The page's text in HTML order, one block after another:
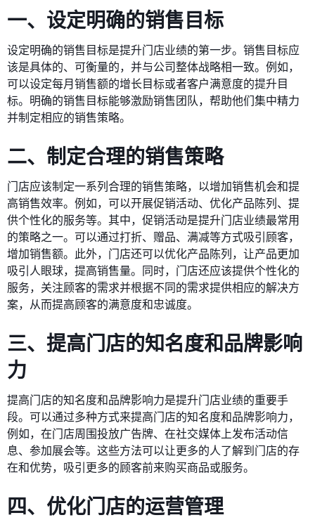
一、设定明确的销售目标
设定明确的销售目标是提升门店业绩的第一步。销售目标应
该是具体的、可衡量的，并与公司整体战略相一致。例如，
可以设定每月销售额的增长目标或者客户满意度的提升目
标。明确的销售目标能够激励销售团队，帮助他们集中精力
并制定相应的销售策略。
二、制定合理的销售策略
门店应该制定一系列合理的销售策略，以增加销售机会和提
高销售效率。例如，可以开展促销活动、优化产品陈列、提
供个性化的服务等。其中，促销活动是提升门店业绩最常用
的策略之一。可以通过打折、赠品、满减等方式吸引顾客，
增加销售额。此外，门店还可以优化产品陈列，让产品更加
吸引人眼球，提高销售量。同时，门店还应该提供个性化的
服务，关注顾客的需求并根据不同的需求提供相应的解决方
案，从而提高顾客的满意度和忠诚度。
三、提高门店的知名度和品牌影响
力
提高门店的知名度和品牌影响力是提升门店业绩的重要手
段。可以通过多种方式来提高门店的知名度和品牌影响力，
例如，在门店周围投放广告牌、在社交媒体上发布活动信
息、参加展会等。这些方法可以让更多的人了解到门店的存
在和优势，吸引更多的顾客前来购买商品或服务。
四、优化门店的运营管理